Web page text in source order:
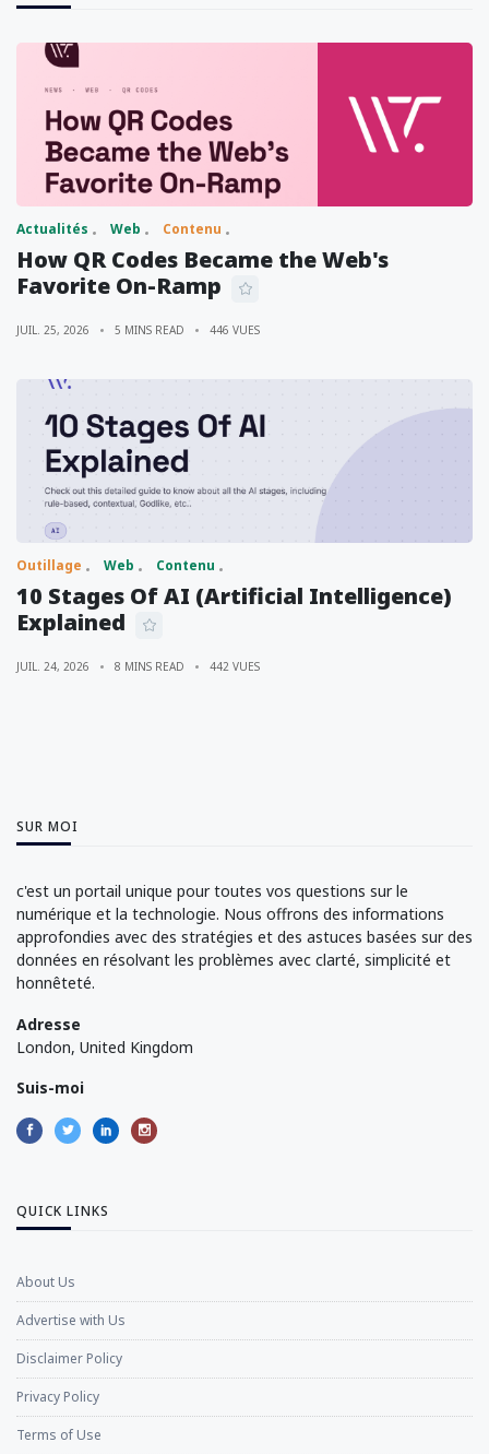
Actualités Web Contenu
How QR Codes Became the Web's
Favorite On-Ramp
JUIL. 25, 2026 5 MINS READ 446 VUES
Outillage Web Contenu
10 Stages Of AI (Artificial Intelligence)
Explained
JUIL. 24, 2026 8 MINS READ 442 VUES
SUR MOI
c'est un portail unique pour toutes vos questions sur le
numérique et la technologie. Nous offrons des informations
approfondies avec des stratégies et des astuces basées sur des
données en résolvant les problèmes avec clarté, simplicité et
honnêteté.
Adresse
London, United Kingdom
Suis-moi
QUICK LINKS
About Us
Advertise with Us
Disclaimer Policy
Privacy Policy
Terms of Use